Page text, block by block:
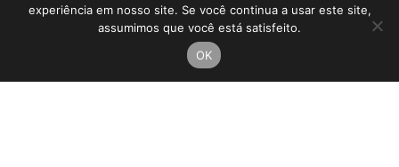
experiência em nosso site. Se você continua a usar este site,
assumimos que você está satisfeito.
OK